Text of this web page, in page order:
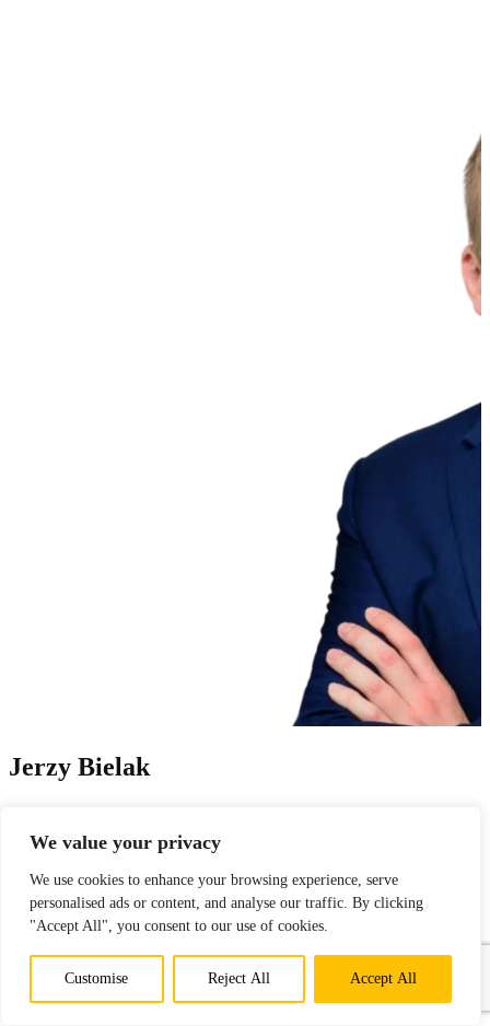
We value your privacy
We use cookies to enhance your browsing experience, serve
personalised ads or content, and analyse our traffic. By clicking
"Accept All", you consent to our use of cookies.
Customise Reject All Accept All
Jerzy Bielak
+48 662 052 396
jerzy.bielak@cgh.com.pl